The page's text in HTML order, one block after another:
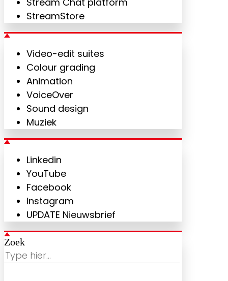
StreamStore
Video-edit suites
Colour grading
Animation
VoiceOver
Sound design
Muziek
Linkedin
YouTube
Facebook
Instagram
UPDATE Nieuwsbrief
Zoek